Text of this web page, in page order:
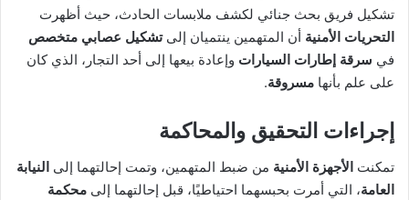
تشكيل فريق بحث جنائي لكشف ملابسات الحادث، حيث أظهرت
التحريات الأمنية أن المتهمين ينتميان إلىتشكيل عصابي متخصص
في سرقة إطارات السيارات وإعادة بيعها إلى أحد التجار، الذي كان
على علم بأنها مسروقة.
إجراءات التحقيق والمحاكمة
تمكنت الأجهزة الأمنية من ضبط المتهمين، وتمت إحالتهما إلى النيابة
العامة، التي أمرت بحبسهما احتياطيًا، قبل إحالتهما إلى محكمة